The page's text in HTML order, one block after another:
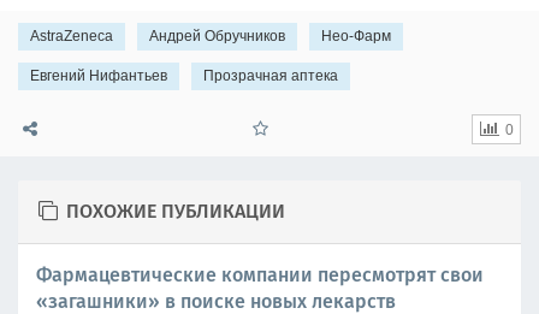
AstraZeneca Андрей Обручников Нео-Фарм
Евгений Нифантьев Прозрачная аптека
0
ПОХОЖИЕ ПУБЛИКАЦИИ
Фармацевтические компании пересмотрят свои
«загашники» в поиске новых лекарств